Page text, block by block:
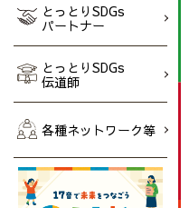
とっとりSDGs
パートナー
とっとりSDGs
伝道師
各種ネットワーク等